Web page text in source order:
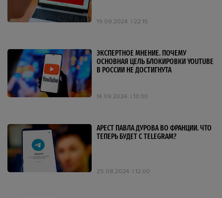
19.09.2024 22:15
ЭКСПЕРТНОЕ МНЕНИЕ. ПОЧЕМУ
ОСНОВНАЯ ЦЕЛЬ БЛОКИРОВКИ YOUTUBE
В РОССИИ НЕ ДОСТИГНУТА
14.09.2024 13:00
АРЕСТ ПАВЛА ДУРОВА ВО ФРАНЦИИ. ЧТО
ТЕПЕРЬ БУДЕТ С TELEGRAM?
25.08.2024 12:00